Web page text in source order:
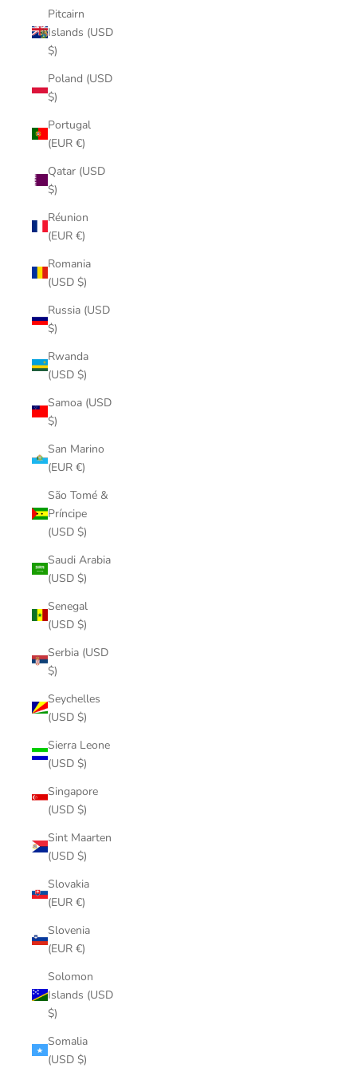
Pitcairn
Islands (USD
$)
Poland (USD
$)
Portugal
(EUR €)
Qatar (USD
$)
Réunion
(EUR €)
Romania
(USD $)
Russia (USD
$)
Rwanda
(USD $)
Samoa (USD
$)
San Marino
(EUR €)
São Tomé &
Príncipe
(USD $)
Saudi Arabia
(USD $)
Senegal
(USD $)
Serbia (USD
$)
Seychelles
(USD $)
Sierra Leone
(USD $)
Singapore
(USD $)
Sint Maarten
(USD $)
Slovakia
(EUR €)
Slovenia
(EUR €)
Solomon
Islands (USD
$)
Somalia
(USD $)